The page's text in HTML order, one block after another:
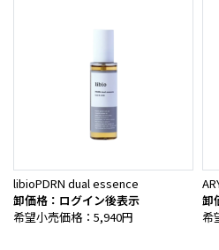
libioPDRN dual essence
卸価格：ログイン後表示
希望小売価格：5,940円
卸
希